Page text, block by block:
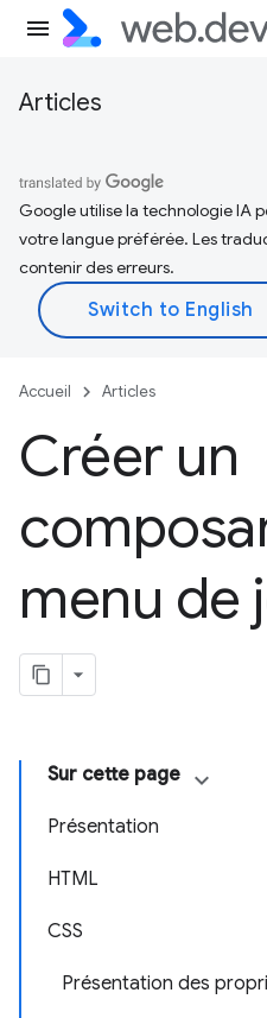
Articles
Google utilise la technologie IA
votre langue préférée. Les
contenir des erreurs.
Accueil Articles
Créer un
menu de
Sur cette page
Présentation
HTML
CSS
Présentation des